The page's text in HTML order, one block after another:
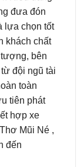
đưa đón
lựa chọn tốt
khách chất
bên
đội ngũ tài
toàn
tiên phát
hợp xe
Mũi Né ,
đến